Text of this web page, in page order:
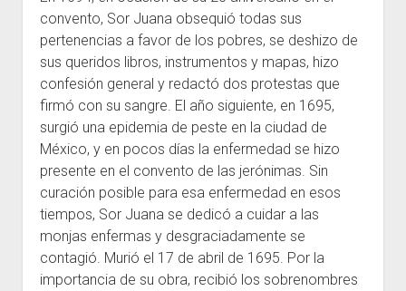
convento, Sor Juana obsequió todas sus
pertenencias a favor de los pobres, se deshizo de
sus queridos libros, instrumentos y mapas, hizo
confesión general y redactó dos protestas que
firmó con su sangre. El año siguiente, en 1695,
surgió una epidemia de peste en la ciudad de
México, y en pocos días la enfermedad se hizo
presente en el convento de las jerónimas. Sin
curación posible para esa enfermedad en esos
tiempos, Sor Juana se dedicó a cuidar a las
monjas enfermas y desgraciadamente se
contagió. Murió el 17 de abril de 1695. Por la
importancia de su obra, recibió los sobrenombres